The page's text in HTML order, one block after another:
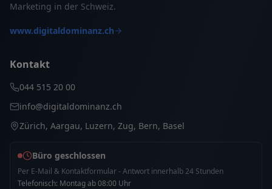
Marketing in der Schweiz.
www.digitaldominanz.ch
Kontakt
044 515 20 00
info@digitaldominanz.ch
Zürich, Aargau, Luzern, Zug, Bern, Basel
Büro geschlossen
Per E-Mail & Kontaktformular - Antwort innerhalb 24 Stunden
Telefonisch: Montag ab 08:00 Uhr